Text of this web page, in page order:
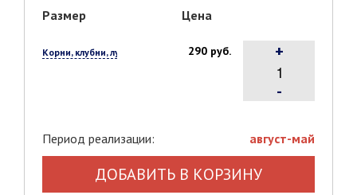
Размер Цена
Корни, клубни, луковицы, 1 шт. 290 руб.
-
+
Период реализации: август-май
ДОБАВИТЬ В КОРЗИНУ